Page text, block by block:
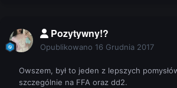
Pozytywny!?
Opublikowano 16 Grudnia 2017
Owszem, był to jeden z lepszych
szczególnie na FFA oraz dd2.